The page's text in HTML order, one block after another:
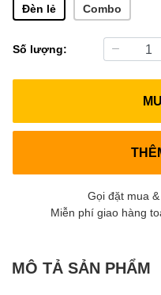
Đèn lẻ
Combo
Số lượng:
Gọi đặt mua
Miễn phí giao hàng
MÔ TẢ SẢN PHẨM